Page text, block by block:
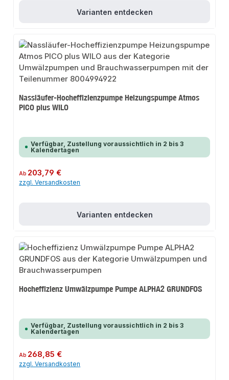
Varianten entdecken
Nassläufer-Hocheffizienzpumpe Heizungspumpe Atmos
PICO plus WILO
Verfügbar, Zustellung voraussichtlich in 2 bis 3
Kalendertagen
Regulärer Preis:
Ab 203,79 €
zzgl. Versandkosten
Varianten entdecken
Hocheffizienz Umwälzpumpe Pumpe ALPHA2 GRUNDFOS
Verfügbar, Zustellung voraussichtlich in 2 bis 3
Kalendertagen
Regulärer Preis:
Ab 268,85 €
zzgl. Versandkosten